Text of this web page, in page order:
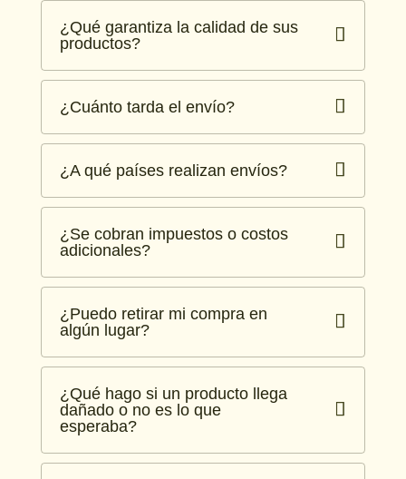
¿Qué garantiza la calidad de sus
productos?
¿Cuánto tarda el envío?
¿A qué países realizan envíos?
¿Se cobran impuestos o costos
adicionales?
¿Puedo retirar mi compra en
algún lugar?
¿Qué hago si un producto llega
dañado o no es lo que
esperaba?